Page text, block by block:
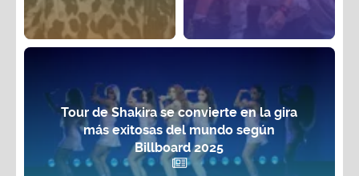
Tour de Shakira se convierte en la gira
más exitosas del mundo según
Billboard 2025